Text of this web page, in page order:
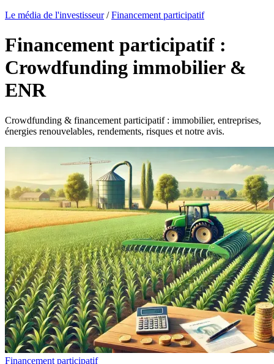
Le média de l'investisseur / Financement participatif
Financement participatif :
Crowdfunding immobilier &
ENR
Crowdfunding & financement participatif : immobilier, entreprises,
énergies renouvelables, rendements, risques et notre avis.
Financement participatif